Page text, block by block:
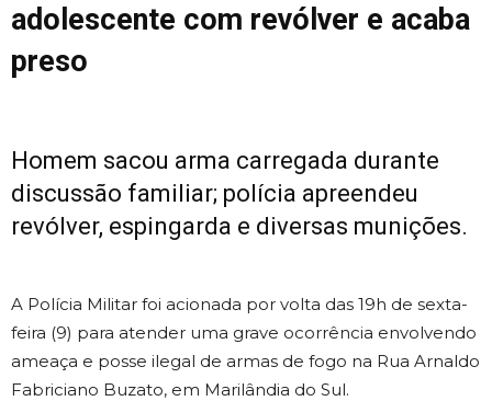
adolescente com revólver e acaba
preso
Homem sacou arma carregada durante
discussão familiar; polícia apreendeu
revólver, espingarda e diversas munições.
A Polícia Militar foi acionada por volta das 19h de sexta-
feira (9) para atender uma grave ocorrência envolvendo
ameaça e posse ilegal de armas de fogo na Rua Arnaldo
Fabriciano Buzato, em Marilândia do Sul.